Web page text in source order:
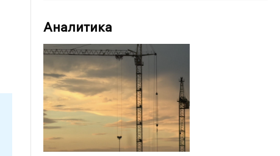
Аналитика